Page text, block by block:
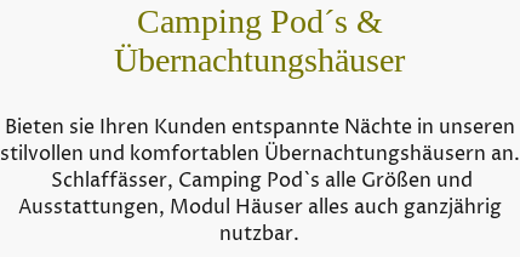
Camping Pod´s &
Übernachtungshäuser
Bieten sie Ihren Kunden entspannte Nächte in unseren
stilvollen und komfortablen Übernachtungshäusern an.
Schlaffässer, Camping Pod`s alle Größen und
Ausstattungen, Modul Häuser alles auch ganzjährig
nutzbar.